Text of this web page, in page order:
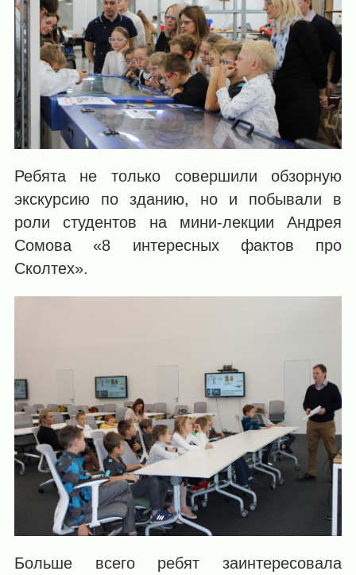
Ребята не только совершили обзорную
экскурсию по зданию, но и побывали в
роли студентов на мини-лекции Андрея
Сомова «8 интересных фактов про
Сколтех».
Больше всего ребят заинтересовала